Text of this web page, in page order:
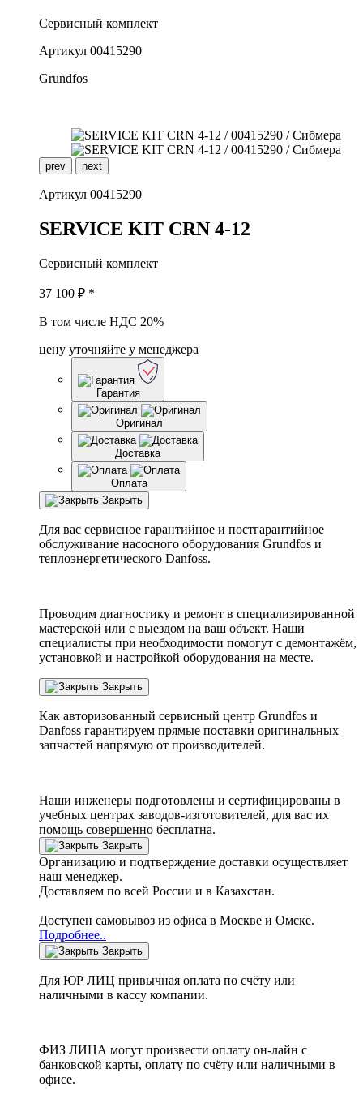
Сервисный комплект
Артикул 00415290
Grundfos
prev next
Артикул 00415290
SERVICE KIT CRN 4-12
Сервисный комплект
37 100 ₽ *
В том числе НДС 20%
цену уточняйте у менеджера
Гарантия
Оригинал
Доставка
Оплата
Закрыть
Для вас сервисное гарантийное и постгарантийное
обслуживание насосного оборудования Grundfos и
теплоэнергетического Danfoss.
Проводим диагностику и ремонт в специализированной
мастерской или с выездом на ваш объект. Наши
специалисты при необходимости помогут с демонтажём,
установкой и настройкой оборудования на месте.
Закрыть
Как авторизованный сервисный центр Grundfos и
Danfoss гарантируем прямые поставки оригинальных
запчастей напрямую от производителей.
Наши инженеры подготовлены и сертифицированы в
учебных центрах заводов-изготовителей, для вас их
помощь совершенно бесплатна.
Закрыть
Организацию и подтверждение доставки осуществляет
наш менеджер.
Доставляем по всей России и в Казахстан.
Доступен самовывоз из офиса в Москве и Омске.
Подробнее..
Закрыть
Для ЮР ЛИЦ привычная оплата по счёту или
наличными в кассу компании.
ФИЗ ЛИЦА могут произвести оплату он-лайн с
банковской карты, оплату по счёту или наличными в
офисе.